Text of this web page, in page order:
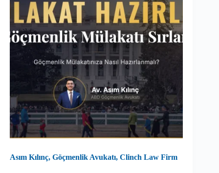
Asım Kılınç, Göçmenlik Avukatı, Clinch Law Firm